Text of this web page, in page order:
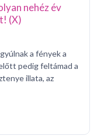
nehéz év
(X)
a fények a
pedig feltámad a
illata, az